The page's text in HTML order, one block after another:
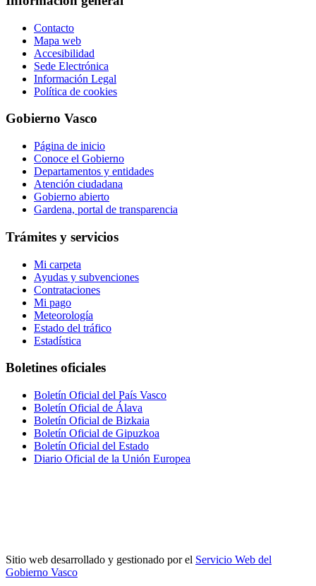
Contacto
Mapa web
Accesibilidad
Sede Electrónica
Información Legal
Política de cookies
Gobierno Vasco
Página de inicio
Conoce el Gobierno
Departamentos y entidades
Atención ciudadana
Gobierno abierto
Gardena, portal de transparencia
Trámites y servicios
Mi carpeta
Ayudas y subvenciones
Contrataciones
Mi pago
Meteorología
Estado del tráfico
Estadística
Boletines oficiales
Boletín Oficial del País Vasco
Boletín Oficial de Álava
Boletín Oficial de Bizkaia
Boletín Oficial de Gipuzkoa
Boletín Oficial del Estado
Diario Oficial de la Unión Europea
Sitio web desarrollado y gestionado por el Servicio Web del
Gobierno Vasco